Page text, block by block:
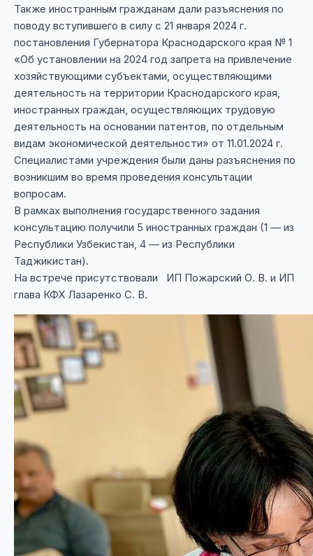
Также иностранным гражданам дали разъяснения по
поводу вступившего в силу с 21 января 2024 г.
постановления Губернатора Краснодарского края № 1
«Об установлении на 2024 год запрета на привлечение
хозяйствующими субъектами, осуществляющими
деятельность на территории Краснодарского края,
иностранных граждан, осуществляющих трудовую
деятельность на основании патентов, по отдельным
видам экономической деятельности» от 11.01.2024 г.
Специалистами учреждения были даны разъяснения по
возникшим во время проведения консультации
вопросам.
В рамках выполнения государственного задания
консультацию получили 5 иностранных граждан (1 — из
Республики Узбекистан, 4 — из Республики
Таджикистан).
На встрече присутствовали ИП Пожарский О. В. и ИП
глава КФХ Лазаренко С. В.